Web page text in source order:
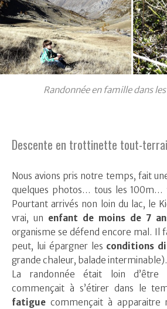
Randonnée en famille dans
Descente en trottinette tout-
Nous avions pris notre temps, fait
quelques photos… tous les 100m…
Pourtant arrivés non loin du lac, le
vrai, un enfant de moins de 7
organisme se défend encore mal. Il
peut, lui épargner les conditions
grande chaleur, balade interminable).
La randonnée était loin d’être
commençait à s’étirer dans le
fatigue commençait à apparaitre